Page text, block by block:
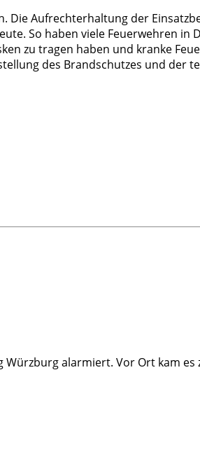
Die Aufrechterhaltung der
So haben viele Feuerwehren in
zu tragen haben und kranke
des Brandschutzes und der
alarmiert. Vor Ort kam